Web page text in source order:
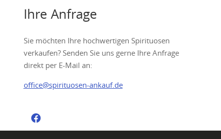
Ihre Anfrage
Sie möchten Ihre hochwertigen Spirituosen
verkaufen? Senden Sie uns gerne Ihre Anfrage
direkt per E-Mail an:
office@spirituosen-ankauf.de